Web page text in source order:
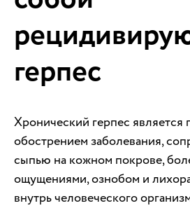
герпес
Хронический герпес является
обострением заболевания,
сыпью на кожном покрове,
ощущениями, ознобом и
внутрь человеческого